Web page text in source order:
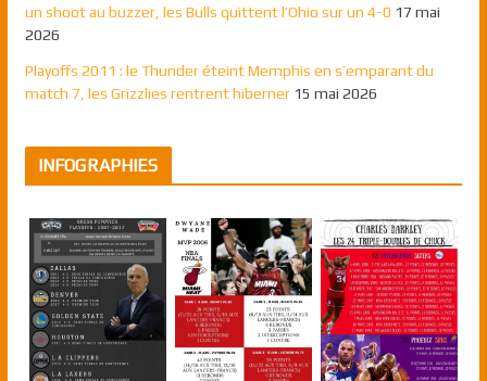
un shoot au buzzer, les Bulls quittent l’Ohio sur un 4-0 17 mai
2026
Playoffs 2011 : le Thunder éteint Memphis en s’emparant du
match 7, les Grizzlies rentrent hiberner 15 mai 2026
INFOGRAPHIES